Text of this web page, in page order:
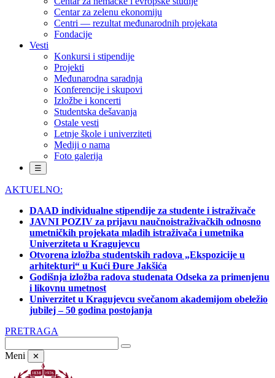
Centar za zelenu ekonomiju
Centri — rezultat međunarodnih projekata
Fondacije
Vesti
Konkursi i stipendije
Projekti
Međunarodna saradnja
Konferencije i skupovi
Izložbe i koncerti
Studentska dešavanja
Ostale vesti
Letnje škole i univerziteti
Mediji o nama
Foto galerija
☰
AKTUELNO:
DAAD individualne stipendije za studente i istraživače
JAVNI POZIV za prijavu naučnoistraživačkih odnosno
umetničkih projekata mladih istraživača i umetnika
Univerziteta u Kragujevcu
Otvorena izložba studentskih radova „Ekspozicije u
arhitekturi“ u Kući Đure Jakšića
Godišnja izložba radova studenata Odseka za primenjenu
i likovnu umetnost
Univerzitet u Kragujevcu svečanom akademijom obeležio
jubilej – 50 godina postojanja
PRETRAGA
Meni ✕